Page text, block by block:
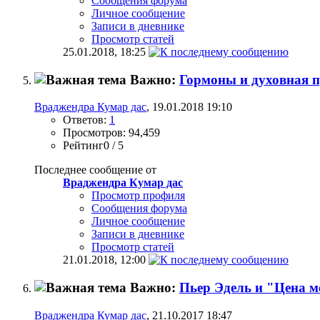
Личное сообщение
Записи в дневнике
Просмотр статей
25.01.2018, 18:25
Важно: Гормоны и духовная
Враджендра Кумар дас, 19.01.2018 19:10
Ответов: 1
Просмотров: 94,459
Рейтинг0 / 5
Последнее сообщение от
Враджендра Кумар дас
Просмотр профиля
Сообщения форума
Личное сообщение
Записи в дневнике
Просмотр статей
21.01.2018, 12:00
Важно: Пьер Эдель и "Цена
Враджендра Кумар дас, 21.10.2017 18:47